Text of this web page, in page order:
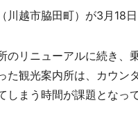
越市脇田町）が3月18日
リニューアルに続き、
た観光案内所は、カウ
まう時間が課題となって